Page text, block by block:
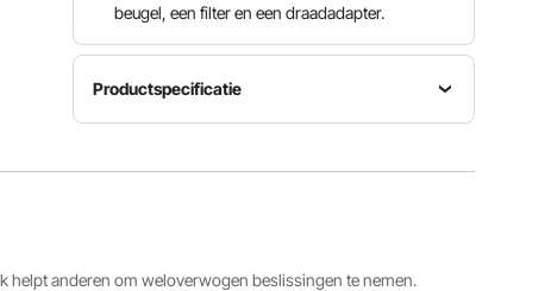
beugel, een filter en een draadadapter.
Productspecificatie
Artikelmodelnummer Maximale
23,98 x
helpt anderen om weloverwogen beslissingen te nemen.